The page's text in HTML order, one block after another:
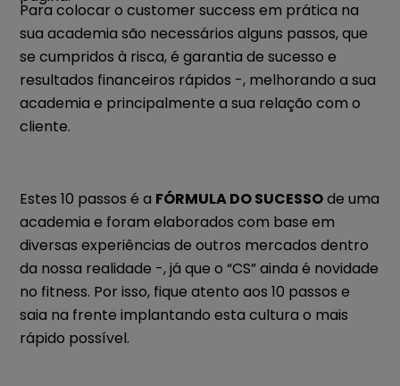
Para colocar o customer success em prática na
sua academia são necessários alguns passos, que
se cumpridos à risca, é garantia de sucesso e
resultados financeiros rápidos -, melhorando a sua
academia e principalmente a sua relação com o
cliente.
Estes 10 passos é a FÓRMULA DO SUCESSOde uma
academia e foram elaborados com base em
diversas experiências de outros mercados dentro
da nossa realidade -, já que o “CS” ainda é novidade
no fitness. Por isso, fique atento aos 10 passos e
saia na frente implantando esta cultura o mais
rápido possível.